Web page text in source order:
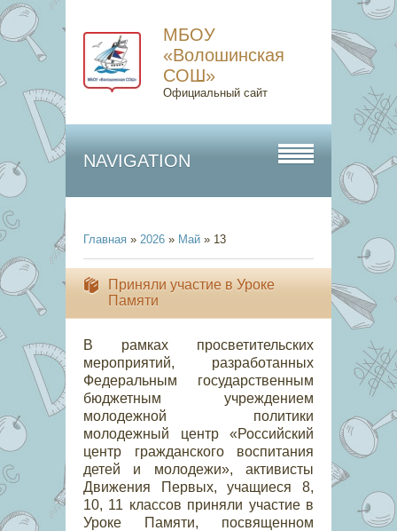
МБОУ
«Волошинская
СОШ»
Официальный сайт
NAVIGATION
Главная » 2026 » Май » 13
Приняли участие в Уроке
Памяти
В рамках просветительских
мероприятий, разработанных
Федеральным государственным
бюджетным учреждением
молодежной политики
молодежный центр «Российский
центр гражданского воспитания
детей и молодежи», активисты
Движения Первых, учащиеся 8,
10, 11 классов приняли участие в
Уроке Памяти, посвященном